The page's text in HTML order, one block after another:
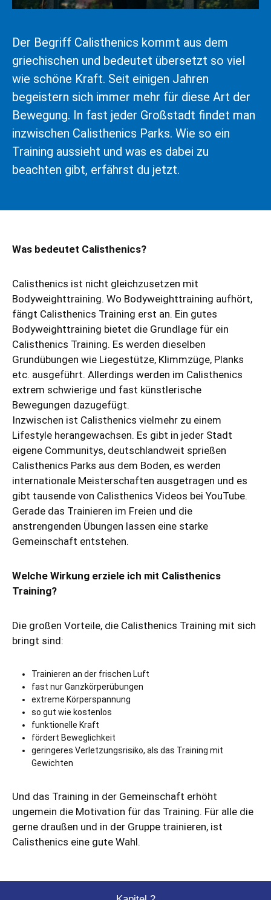
Der Begriff Calisthenics kommt aus dem
griechischen und bedeutet übersetzt so viel
wie schöne Kraft. Seit einigen Jahren
begeistern sich immer mehr für diese Art der
Bewegung. In fast jeder Großstadt findet man
inzwischen Calisthenics Parks. Wie so ein
Training aussieht und was es dabei zu
beachten gibt, erfährst du jetzt.
Was bedeutet Calisthenics?
Calisthenics ist nicht gleichzusetzen mit
Bodyweighttraining. Wo Bodyweighttraining aufhört,
fängt Calisthenics Training erst an. Ein gutes
Bodyweighttraining bietet die Grundlage für ein
Calisthenics Training. Es werden dieselben
Grundübungen wie Liegestütze, Klimmzüge, Planks
etc. ausgeführt. Allerdings werden im Calisthenics
extrem schwierige und fast künstlerische
Bewegungen dazugefügt.
Inzwischen ist Calisthenics vielmehr zu einem
Lifestyle herangewachsen. Es gibt in jeder Stadt
eigene Communitys, deutschlandweit sprießen
Calisthenics Parks aus dem Boden, es werden
internationale Meisterschaften ausgetragen und es
gibt tausende von Calisthenics Videos bei YouTube.
Gerade das Trainieren im Freien und die
anstrengenden Übungen lassen eine starke
Gemeinschaft entstehen.
Welche Wirkung erziele ich mit Calisthenics
Training?
Die großen Vorteile, die Calisthenics Training mit sich
bringt sind:
Trainieren an der frischen Luft
fast nur Ganzkörperübungen
extreme Körperspannung
so gut wie kostenlos
funktionelle Kraft
fördert Beweglichkeit
geringeres Verletzungsrisiko, als das Training mit
Gewichten
Und das Training in der Gemeinschaft erhöht
ungemein die Motivation für das Training. Für alle die
gerne draußen und in der Gruppe trainieren, ist
Calisthenics eine gute Wahl.